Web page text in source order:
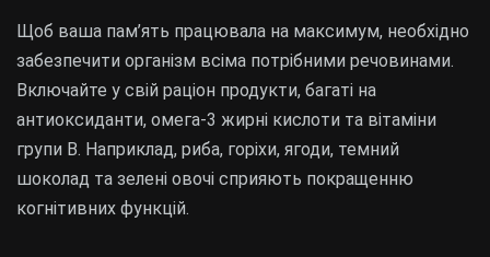
Щоб ваша пам’ять працювала на максимум, необхідно
забезпечити організм всіма потрібними речовинами.
Включайте у свій раціон продукти, багаті на
антиоксиданти, омега-3 жирні кислоти та вітаміни
групи B. Наприклад, риба, горіхи, ягоди, темний
шоколад та зелені овочі сприяють покращенню
когнітивних функцій.